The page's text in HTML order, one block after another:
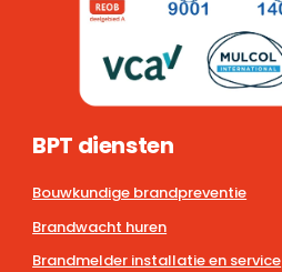
BPT diensten
Bouwkundige brandpreventie
Brandwacht huren
Brandmelder installatie en service